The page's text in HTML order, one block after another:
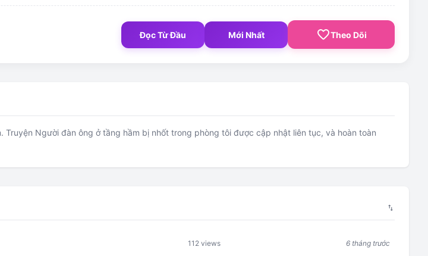
Đọc Từ Đầu Mới Nhất favorite_borderTheo Dõi
Người đàn ông ở tầng hầm bị nhốt trong phòng tôi được cập nhật liên tục, và hoàn toàn
swap_vert
112 views 6 tháng trước